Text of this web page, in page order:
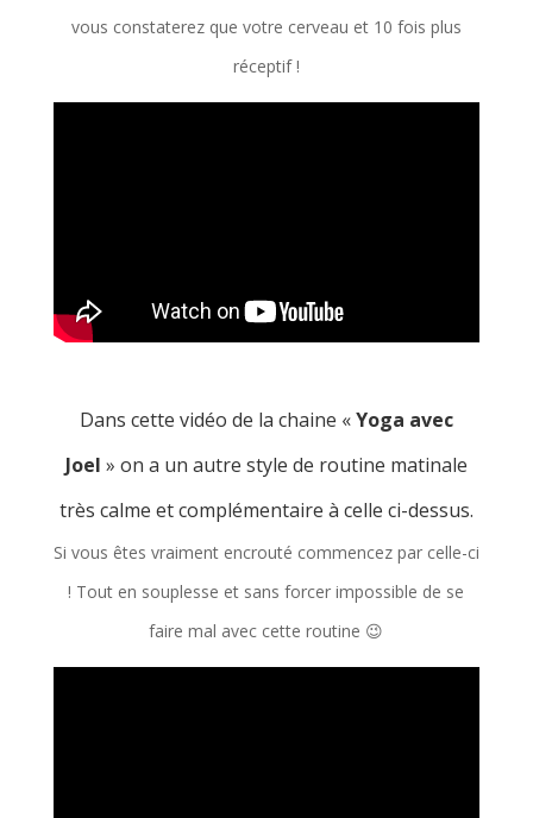
vous constaterez que votre cerveau et 10 fois plus
réceptif !
Dans cette vidéo de la chaine «Yoga avec
Joel » on a un autre style de routine matinale
très calme et complémentaire à celle ci-dessus.
Si vous êtes vraiment encrouté commencez par celle-ci
! Tout en souplesse et sans forcer impossible de se
faire mal avec cette routine 😉